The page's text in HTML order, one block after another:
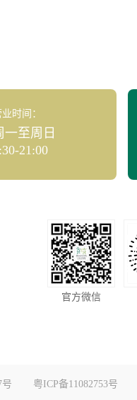
时间：
一至周日
21:00
官方微信
号 粤ICP备11082753号